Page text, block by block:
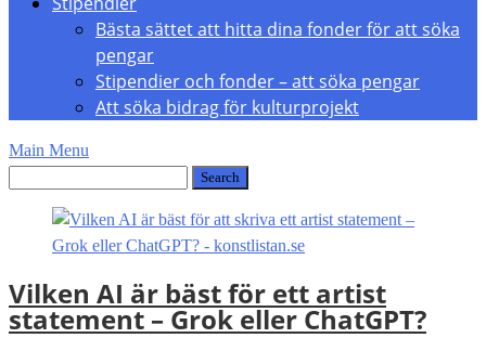
Bästa sättet att hitta dina fonder för att söka
pengar
Stipendier och fonder – att söka pengar
Att söka bidrag för kulturprojekt
Main Menu
Vilken AI är bäst för ett artist
statement – Grok eller ChatGPT?